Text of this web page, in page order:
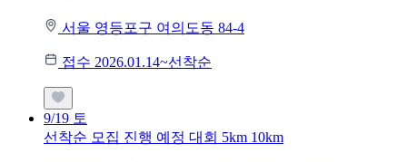
서울 영등포구 여의도동 84-4
접수 2026.01.14~선착순
9/19 토
선착순 모집 진행 예정 대회 5km 10km